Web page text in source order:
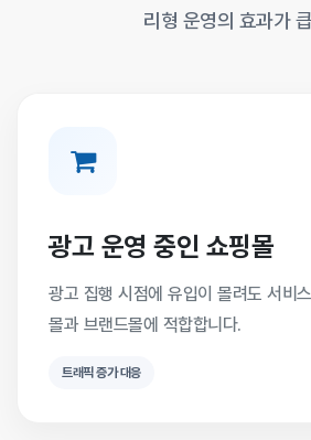
리형 운영의 효과가
광고 운영 중인 쇼핑몰
광고 집행 시점에 유입이 몰려도 서비
몰과 브랜드몰에 적합합니다.
트래픽 증가 대응